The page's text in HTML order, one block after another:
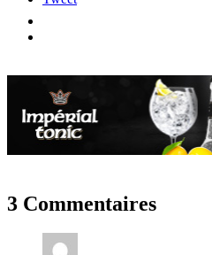
3 Commentaires